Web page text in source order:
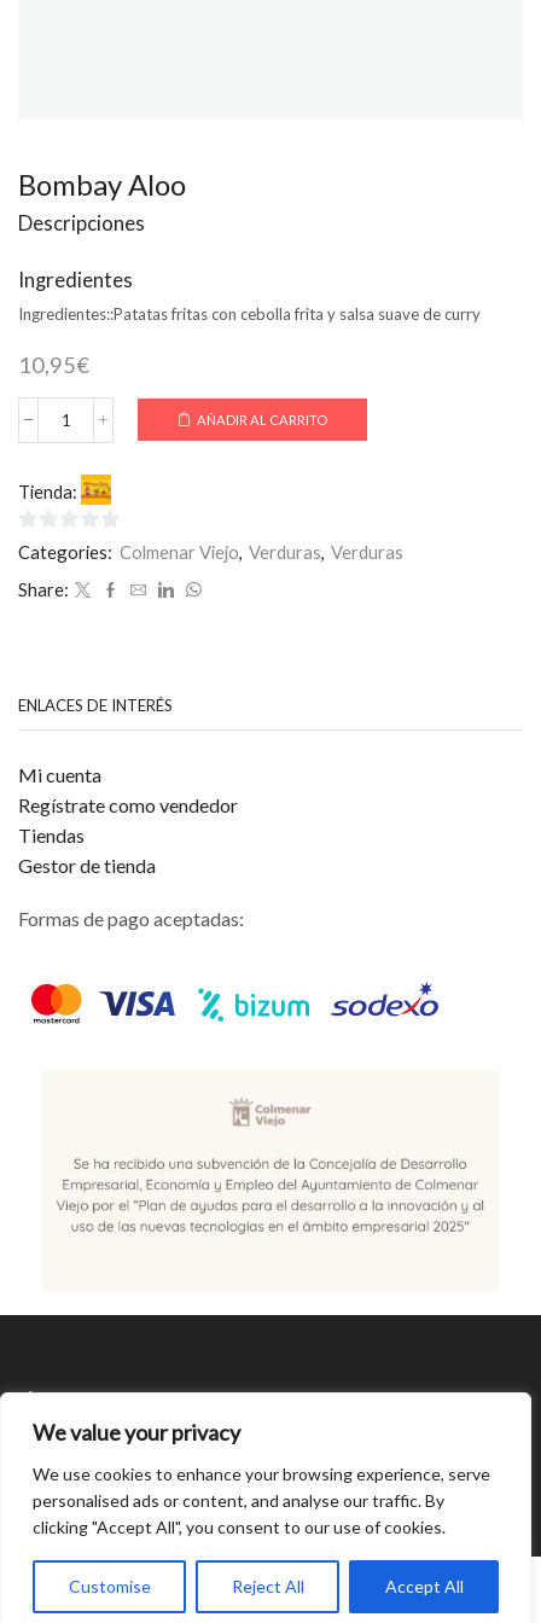
We value your privacy
We use cookies to enhance your browsing experience, serve
personalised ads or content, and analyse our traffic. By
clicking "Accept All", you consent to our use of cookies.
Customise Reject All Accept All
Bombay Aloo
Descripciones
Ingredientes
Ingredientes::Patatas fritas con cebolla frita y salsa suave de curry
10,95€
Bombay
cantidad
AÑADIR AL CARRITO
Tienda:
0
5
Categories: Colmenar Viejo Verduras Verduras
Share:
ENLACES DE INTERÉS
Mi cuenta
Regístrate como vendedor
Tiendas
Gestor de tienda
Formas de pago aceptadas:
© Created by 8theme- Power Elite ThemeForest Author.
Home INICIAR SESIÓN Cart
chaty